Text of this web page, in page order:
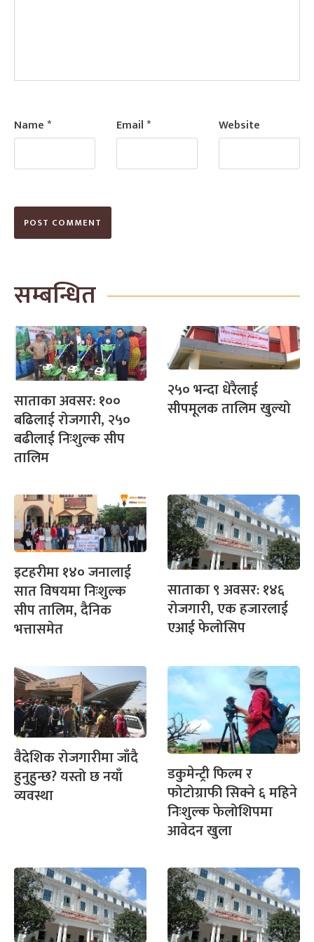
Name* Email* Website
सम्बन्धित
साताका अवसर: १००
बढिलाई रोजगारी, २५०
बढीलाई निःशुल्क सीप
तालिम
२५० भन्दा धेरैलाई
सीपमूलक तालिम खुल्यो
इटहरीमा १४० जनालाई
सात विषयमा निःशुल्क
सीप तालिम, दैनिक
भत्तासमेत
साताका ९ अवसर: १४६
रोजगारी, एक हजारलाई
एआई फेलोसिप
वैदेशिक रोजगारीमा जाँदै
हुनुहुन्छ? यस्तो छ नयाँ
व्यवस्था
डकुमेन्ट्री फिल्म र
फोटोग्राफी सिक्ने ६ महिने
निःशुल्क फेलोशिपमा
आवेदन खुला